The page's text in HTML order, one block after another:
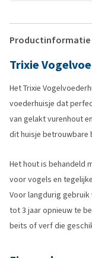
Productinformatie
Trixie
Het Trixie
voederhuisje dat
van gelakt vurenhout
dit huisje betrouwbare
Het hout is behandeld
voor vogels en
Voor langdurig
tot 3 jaar opnieuw te
beits of verf die